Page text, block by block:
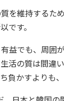
を維持するた
です。
益でも、周囲
活の質は間違
負かすよりも